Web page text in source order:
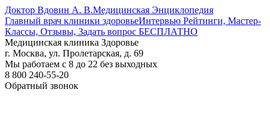
Доктор Вдовин А. В.Медицинская Энциклопедия
Главный врач клиники здоровьеИнтервью Рейтинги, Мастер-
Классы, Отзывы, Задать вопрос БЕСПЛАТНО
Медицинская клиника Здоровье
г. Москва, ул. Пролетарская, д. 69
Мы работаем с 8 до 22 без выходных
8 800 240-55-20
Обратный звонок